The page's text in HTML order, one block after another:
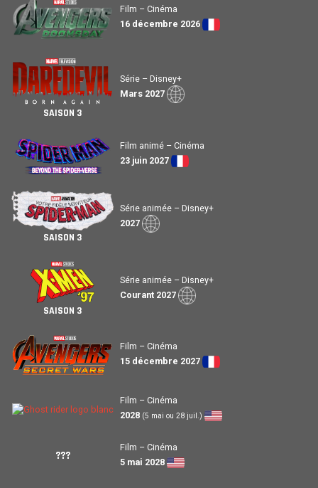
Film – Cinéma
16 décembre 2026
SAISON 3
Série – Disney+
Mars 2027
Film animé – Cinéma
23 juin 2027
SAISON 3
Série animée – Disney+
2027
SAISON 3
Série animée – Disney+
Courant 2027
Film – Cinéma
15 décembre 2027
Film – Cinéma
2028 (5 mai ou 28 juil.)
???
Film – Cinéma
5 mai 2028